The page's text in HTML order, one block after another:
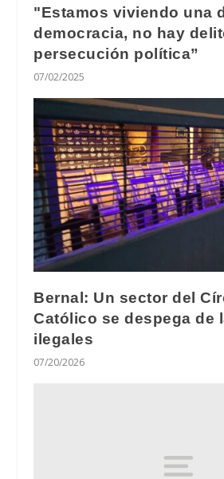
"Estamos viviendo una
democracia, no hay
persecución política”
07/02/2025
Bernal: Un sector del
Católico se despega de
ilegales
07/20/2026